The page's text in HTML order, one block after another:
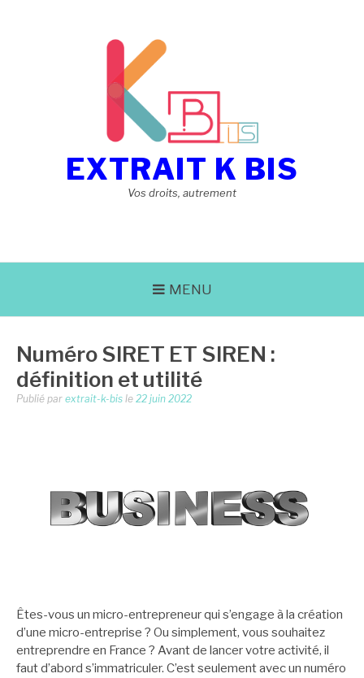
EXTRAIT K BIS
Vos droits, autrement
MENU
Numéro SIRET ET SIREN :
définition et utilité
Publié par extrait-k-bis le 22 juin 2022
Êtes-vous un micro-entrepreneur qui s’engage à la création
d’une micro-entreprise ? Ou simplement, vous souhaitez
entreprendre en France ? Avant de lancer votre activité, il
faut d’abord s’immatriculer. C’est seulement avec un numéro